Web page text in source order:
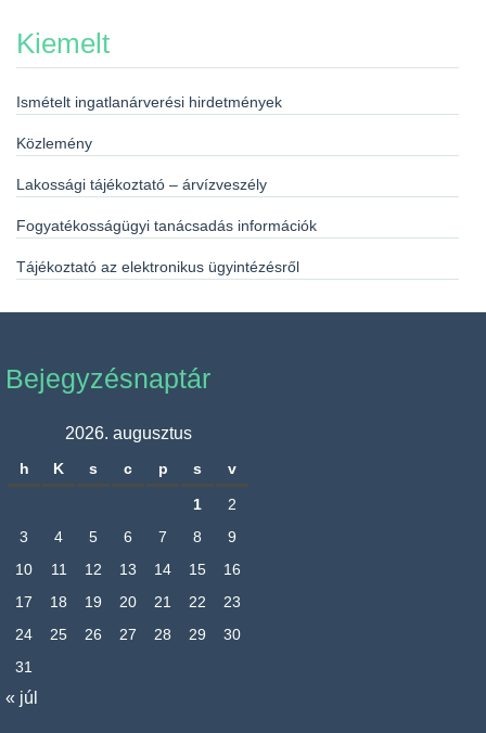
Kiemelt
Ismételt ingatlanárverési hirdetmények
Közlemény
Lakossági tájékoztató – árvízveszély
Fogyatékosságügyi tanácsadás információk
Tájékoztató az elektronikus ügyintézésről
Bejegyzésnaptár
2026. augusztus
h K s c p s v
1
2
3
4 5 6 7 8
9
10
11 12 13 14 15
16
17
18 19 20 21 22
23
24
25 26 27 28 29
30
31
« júl